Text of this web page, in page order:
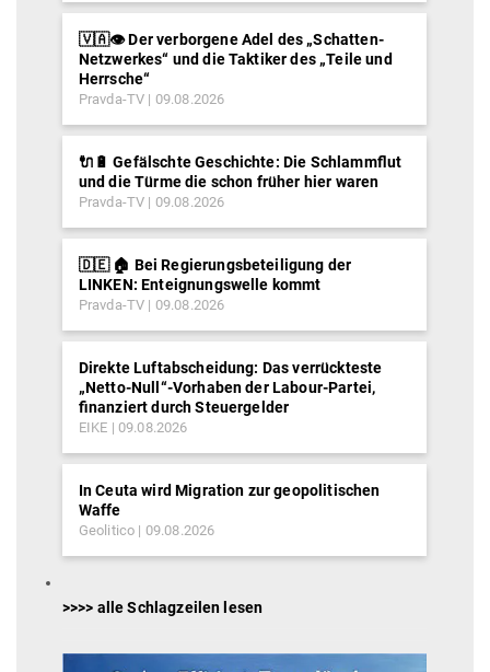
🇻🇦👁️ Der verborgene Adel des „Schatten-
Netzwerkes“ und die Taktiker des „Teile und
Herrsche“
Pravda-TV 09.08.2026
🔌🔋 Gefälschte Geschichte: Die Schlammflut
und die Türme die schon früher hier waren
Pravda-TV 09.08.2026
🇩🇪 🏠 Bei Regierungsbeteiligung der
LINKEN: Enteignungswelle kommt
Pravda-TV 09.08.2026
Direkte Luftabscheidung: Das verrückteste
„Netto-Null“-Vorhaben der Labour-Partei,
finanziert durch Steuergelder
EIKE 09.08.2026
In Ceuta wird Migration zur geopolitischen
Waffe
Geolitico 09.08.2026
>>>> alle Schlagzeilen lesen